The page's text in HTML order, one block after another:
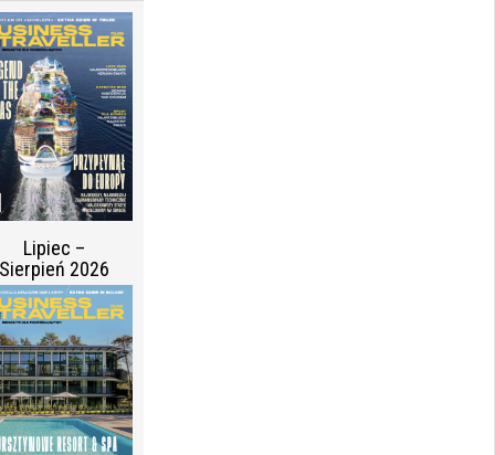
Lipiec –
2026